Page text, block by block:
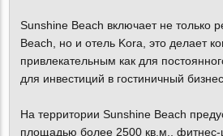
Sunshine Beach включает не только
Beach, но и отель Kora, это делает
привлекательным как для
для инвестиций в гостиничный
На территории Sunshine Beach
площадью более 2500 кв.м.,